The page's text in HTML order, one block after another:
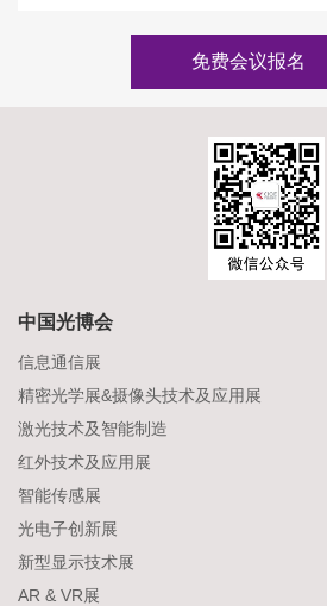
免费会议报名
中国光博会
信息通信展
精密光学展&摄像头技术及应用展
激光技术及智能制造
红外技术及应用展
智能传感展
光电子创新展
新型显示技术展
AR & VR展